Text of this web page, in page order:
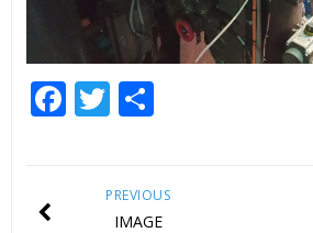
Facebook
Twitter
Share
PREVIOUS
IMAGE